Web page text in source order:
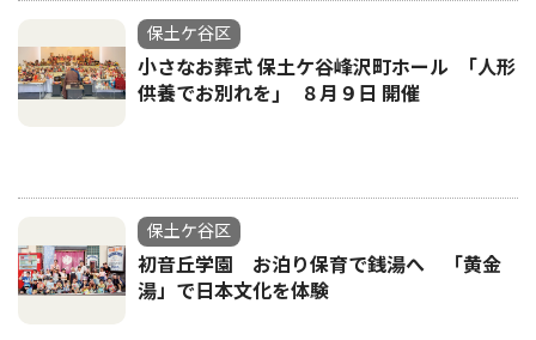
保土ケ谷区
小さなお葬式 保土ケ谷峰沢町ホール ｢人形
供養でお別れを｣ ８月９日 開催
保土ケ谷区
初音丘学園 お泊り保育で銭湯へ 「黄金
湯」で日本文化を体験